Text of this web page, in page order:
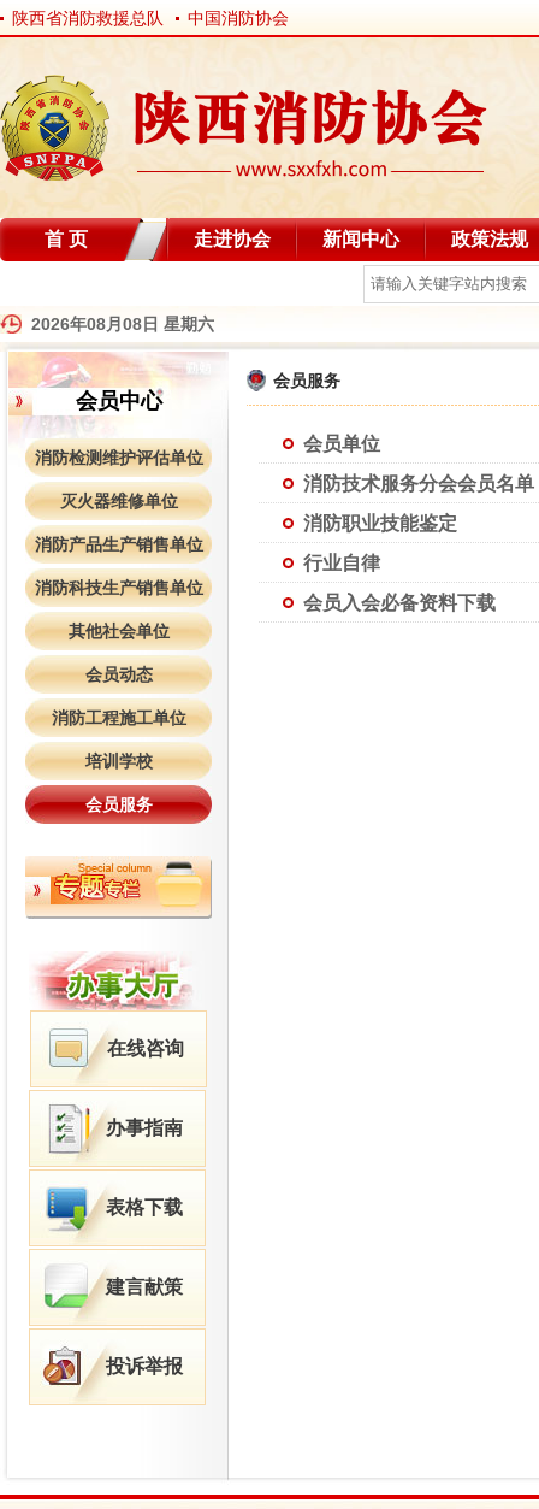
陕西省消防救援总队 中国消防协会
首 页 走进协会 新闻中心 政策法规
2026年08月08日 星期六
会员中心
消防检测维护评估单位
灭火器维修单位
消防产品生产销售单位
消防科技生产销售单位
其他社会单位
会员动态
消防工程施工单位
培训学校
会员服务
在线咨询
办事指南
表格下载
建言献策
投诉举报
会员服务
会员单位
消防技术服务分会会员名单
消防职业技能鉴定
行业自律
会员入会必备资料下载